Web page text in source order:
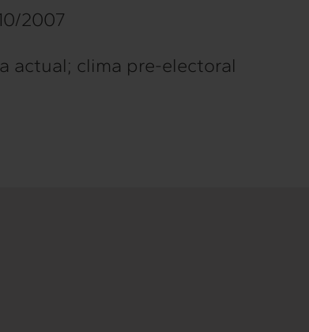
2007
actual; clima pre-electoral